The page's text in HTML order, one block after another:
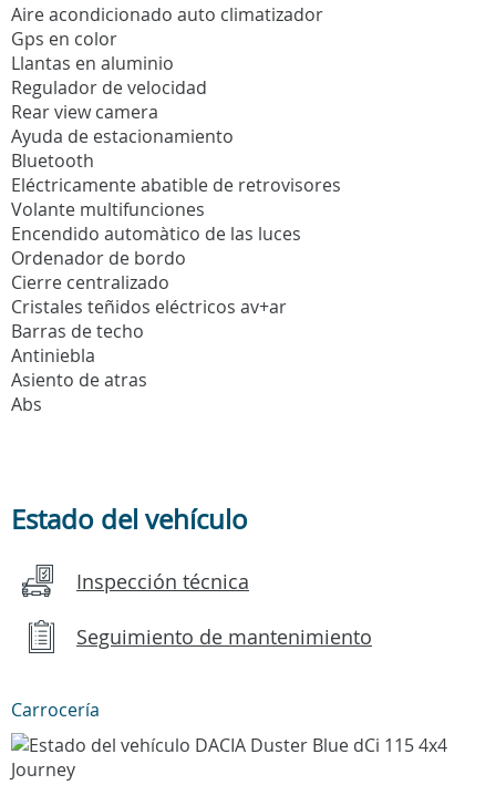
Aire acondicionado auto climatizador
Gps en color
Llantas en aluminio
Regulador de velocidad
Rear view camera
Ayuda de estacionamiento
Bluetooth
Eléctricamente abatible de retrovisores
Volante multifunciones
Encendido automàtico de las luces
Ordenador de bordo
Cierre centralizado
Cristales teñidos eléctricos av+ar
Barras de techo
Antiniebla
Asiento de atras
Abs
Estado del vehículo
Inspección técnica
Seguimiento de mantenimiento
Carrocería